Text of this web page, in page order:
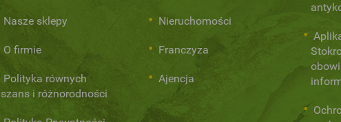
Nasze sklepy
O firmie
Polityka równych
szans i różnorodności
Nieruchomości
Franczyza
Ajencja